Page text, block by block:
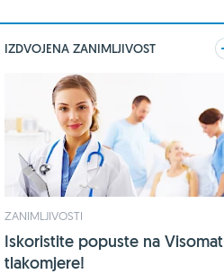
IZDVOJENA ZANIMLJIVOST
ZANIMLJIVOSTI
Iskoristite popuste na Visomat
tlakomjere!